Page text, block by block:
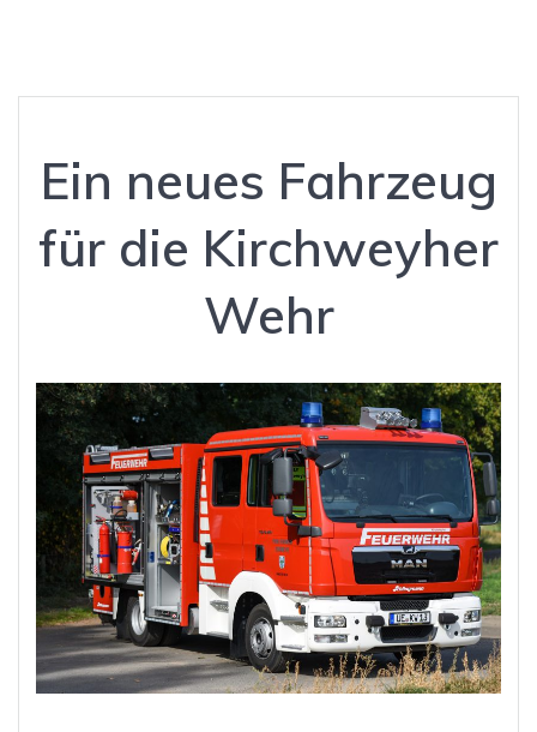
Ein neues Fahrzeug
für die Kirchweyher
Wehr